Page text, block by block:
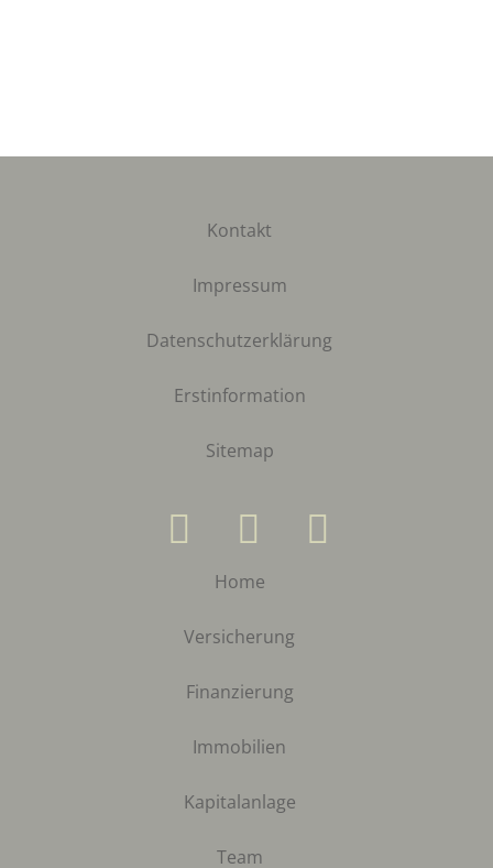
Kontakt
Impressum
Datenschutzerklärung
Erstinformation
Sitemap
Home
Versicherung
Finanzierung
Immobilien
Kapitalanlage
Team